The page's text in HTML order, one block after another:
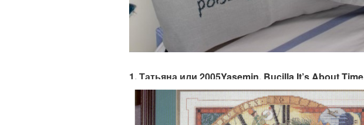
1. Татьяна или 2005Yasemin, Bucilla It’s About Time